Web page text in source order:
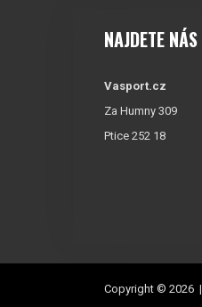
NAJDETE NÁS
Vasport.cz
Za Humny 309
Ptice 252 18
Copyright © 2026 |